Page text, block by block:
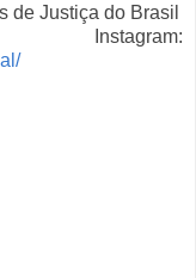
de Justiça do Brasil